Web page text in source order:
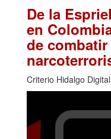
De la
en
de combatir
Criterio Hidalgo Digital